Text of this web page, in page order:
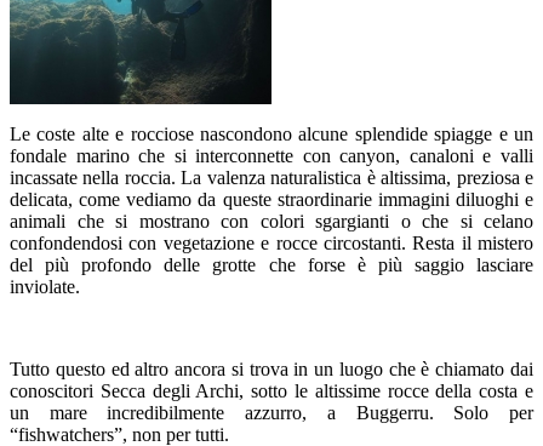
Le coste alte e rocciose nascondono alcune splendide spiagge e un
fondale marino che si interconnette con canyon, canaloni e valli
incassate nella roccia. La valenza naturalistica è altissima, preziosa e
delicata, come vediamo da queste straordinarie immagini diluoghi e
animali che si mostrano con colori sgargianti o che si celano
confondendosi con vegetazione e rocce circostanti. Resta il mistero
del più profondo delle grotte che forse è più saggio lasciare
inviolate.
Tutto questo ed altro ancora si trova in un luogo che è chiamato dai
conoscitori Secca degli Archi, sotto le altissime rocce della costa e
un mare incredibilmente azzurro, a Buggerru. Solo per
“fishwatchers”, non per tutti.